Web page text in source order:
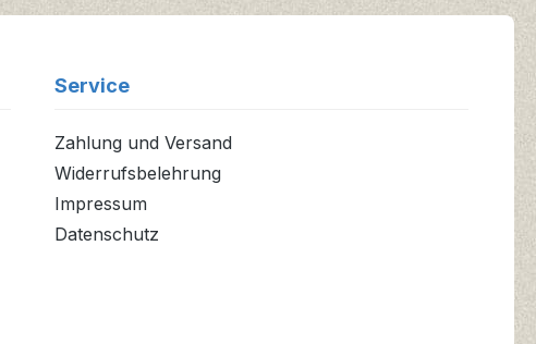
Service
Zahlung und Versand
Widerrufsbelehrung
Impressum
Datenschutz